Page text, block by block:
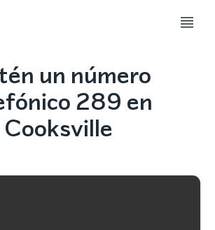
un número
289 en
Cooksville